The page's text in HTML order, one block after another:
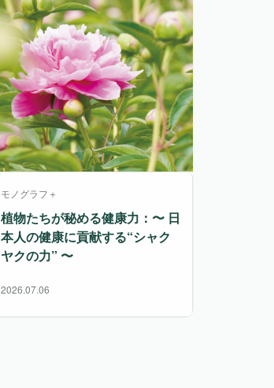
モノグラフ＋
植物たちが秘める健康力：〜 日
本人の健康に貢献する“シャク
ヤクの力” 〜
2026.07.06